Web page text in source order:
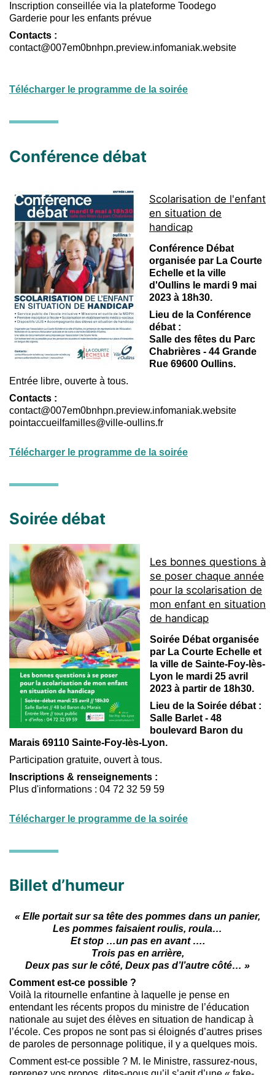
Inscription conseillée via la plateforme Toodego
Garderie pour les enfants prévue
Contacts :
contact@007em0bnhpn.preview.infomaniak.website
Télécharger le programme de la soirée
Conférence débat
Scolarisation de l'enfant
en situation de
handicap
Conférence Débat
organisée par La Courte
Echelle et la ville
d'Oullins le mardi 9 mai
2023 à 18h30.
Lieu de la Conférence
débat :
Salle des fêtes du Parc
Chabrières - 44 Grande
Rue 69600 Oullins.
Entrée libre, ouverte à tous.
Contacts :
contact@007em0bnhpn.preview.infomaniak.website
pointaccueilfamilles@ville-oullins.fr
Télécharger le programme de la soirée
Soirée débat
Les bonnes questions à
se poser chaque année
pour la scolarisation de
mon enfant en situation
de handicap
Soirée Débat organisée
par La Courte Echelle et
la ville de Sainte-Foy-lès-
Lyon le mardi 25 avril
2023 à partir de 18h30.
Lieu de la Soirée débat :
Salle Barlet - 48
boulevard Baron du
Marais 69110 Sainte-Foy-lès-Lyon.
Participation gratuite, ouvert à tous.
Inscriptions & renseignements :
Plus d'informations : 04 72 32 59 59
Télécharger le programme de la soirée
Billet d’humeur
« Elle portait sur sa tête des pommes dans un panier,
Les pommes faisaient roulis, roula…
Et stop …un pas en avant ….
Trois pas en arrière,
Deux pas sur le côté, Deux pas d’l’autre côté… »
Comment est-ce possible ?
Voilà la ritournelle enfantine à laquelle je pense en
entendant les récents propos du ministre de l’éducation
nationale au sujet des élèves en situation de handicap à
l’école. Ces propos ne sont pas si éloignés d’autres prises
de paroles de personnage politique, il y a quelques mois.
Comment est-ce possible ? M. le Ministre, rassurez-nous,